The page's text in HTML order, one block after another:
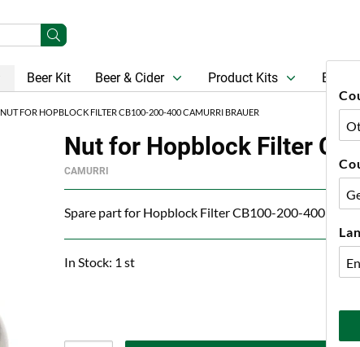
Beer Kit Beer & Cider Product Kits Beer
NUT FOR HOPBLOCK FILTER CB100-200-400 CAMURRI BRAUER
Nut for Hopblock Filter
CAMURRI
Spare part for Hopblock Filter CB100-200-400
In Stock: 1 st